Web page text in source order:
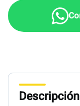
Descripción